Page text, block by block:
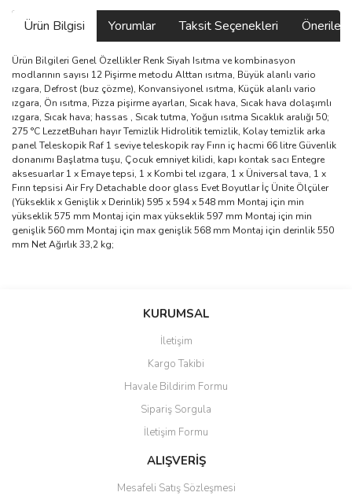
Ürün Bilgisi Yorumlar Taksit Seçenekleri
Ürün Bilgileri Genel Özellikler Renk Siyah Isıtma ve kombinasyon
modlarının sayısı 12 Pişirme metodu Alttan ısıtma, Büyük alanlı vario
ızgara, Defrost (buz çözme), Konvansiyonel ısıtma, Küçük alanlı vario
ızgara, Ön ısıtma, Pizza pişirme ayarları, Sıcak hava, Sıcak hava dolaşımlı
ızgara, Sıcak hava; hassas , Sıcak tutma, Yoğun ısıtma Sıcaklık aralığı 50;
275 °C LezzetBuharı hayır Temizlik Hidrolitik temizlik, Kolay temizlik arka
panel Teleskopik Raf 1 seviye teleskopik ray Fırın iç hacmi 66 litre Güvenlik
donanımı Başlatma tuşu, Çocuk emniyet kilidi, kapı kontak sacı Entegre
aksesuarlar 1 x Emaye tepsi, 1 x Kombi tel ızgara, 1 x Üniversal tava, 1 x
Fırın tepsisi Air Fry Detachable door glass Evet Boyutlar İç Ünite Ölçüler
(Yükseklik x Genişlik x Derinlik) 595 x 594 x 548 mm Montaj için min
yükseklik 575 mm Montaj için max yükseklik 597 mm Montaj için min
genişlik 560 mm Montaj için max genişlik 568 mm Montaj için derinlik 550
mm Net Ağırlık 33,2 kg;
Bu ürüne ilk yorumu siz yapın!
Ürün resmi kalitesiz, bozuk veya görüntülenemiyor.
Ürün açıklamasında eksik bilgiler bulunuyor.
Ürün bilgilerinde hatalar bulunuyor.
Ürün fiyatı diğer sitelerden daha pahalı.
Bu ürüne benzer farklı alternatifler olmalı.
KURUMSAL
İletişim
Kargo Takibi
Havale Bildirim Formu
Sipariş Sorgula
İletişim Formu
ALIŞVERİŞ
Mesafeli Satış Sözleşmesi